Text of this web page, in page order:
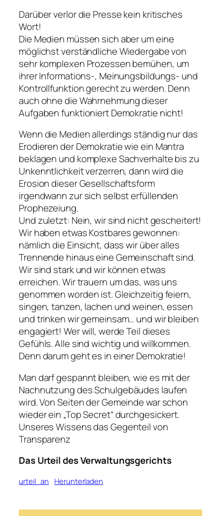
Darüber verlor die Presse kein kritisches
Wort!
Die Medien müssen sich aber um eine
möglichst verständliche Wiedergabe von
sehr komplexen Prozessen bemühen, um
ihrer Informations-, Meinungsbildungs- und
Kontrollfunktion gerecht zu werden. Denn
auch ohne die Wahrnehmung dieser
Aufgaben funktioniert Demokratie nicht!
Wenn die Medien allerdings ständig nur das
Erodieren der Demokratie wie ein Mantra
beklagen und komplexe Sachverhalte bis zu
Unkenntlichkeit verzerren, dann wird die
Erosion dieser Gesellschaftsform
irgendwann zur sich selbst erfüllenden
Prophezeiung.
Und zuletzt: Nein, wir sind nicht gescheitert!
Wir haben etwas Kostbares gewonnen:
nämlich die Einsicht, dass wir über alles
Trennende hinaus eine Gemeinschaft sind.
Wir sind stark und wir können etwas
erreichen. Wir trauern um das, was uns
genommen worden ist. Gleichzeitig feiern,
singen, tanzen, lachen und weinen, essen
und trinken wir gemeinsam… und wir bleiben
engagiert! Wer will, werde Teil dieses
Gefühls. Alle sind wichtig und willkommen.
Denn darum geht es in einer Demokratie!
Man darf gespannt bleiben, wie es mit der
Nachnutzung des Schulgebäudes laufen
wird. Von Seiten der Gemeinde war schon
wieder ein „Top Secret“ durchgesickert.
Unseres Wissens das Gegenteil von
Transparenz
Das Urteil des Verwaltungsgerichts
urteil_an Herunterladen